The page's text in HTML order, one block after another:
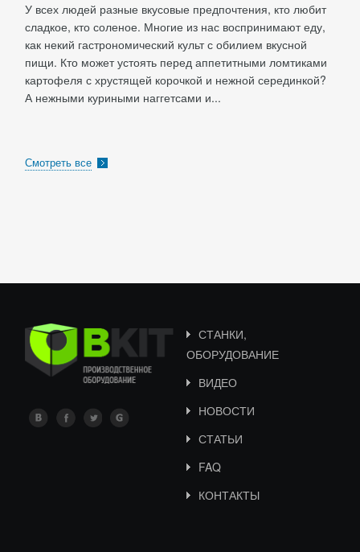
У всех людей разные вкусовые предпочтения, кто любит
сладкое, кто соленое. Многие из нас воспринимают еду,
как некий гастрономический культ с обилием вкусной
пищи. Кто может устоять перед аппетитными ломтиками
картофеля с хрустящей корочкой и нежной серединкой?
А нежными куриными наггетсами и...
Смотреть все
СТАНКИ,
ОБОРУДОВАНИЕ
ВИДЕО
НОВОСТИ
СТАТЬИ
FAQ
КОНТАКТЫ